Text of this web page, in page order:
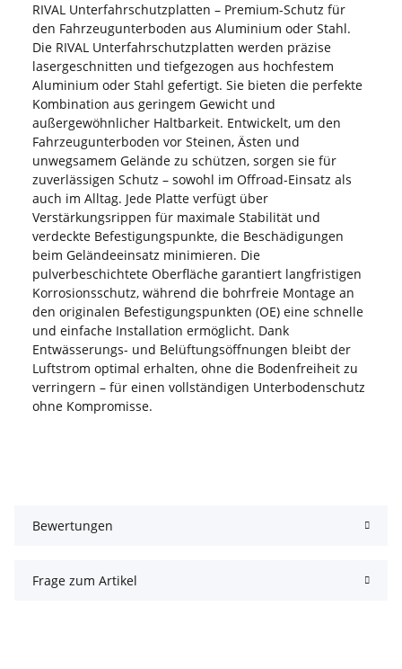
RIVAL Unterfahrschutzplatten – Premium-Schutz für
den Fahrzeugunterboden aus Aluminium oder Stahl.
Die RIVAL Unterfahrschutzplatten werden präzise
lasergeschnitten und tiefgezogen aus hochfestem
Aluminium oder Stahl gefertigt. Sie bieten die perfekte
Kombination aus geringem Gewicht und
außergewöhnlicher Haltbarkeit. Entwickelt, um den
Fahrzeugunterboden vor Steinen, Ästen und
unwegsamem Gelände zu schützen, sorgen sie für
zuverlässigen Schutz – sowohl im Offroad-Einsatz als
auch im Alltag. Jede Platte verfügt über
Verstärkungsrippen für maximale Stabilität und
verdeckte Befestigungspunkte, die Beschädigungen
beim Geländeeinsatz minimieren. Die
pulverbeschichtete Oberfläche garantiert langfristigen
Korrosionsschutz, während die bohrfreie Montage an
den originalen Befestigungspunkten (OE) eine schnelle
und einfache Installation ermöglicht. Dank
Entwässerungs- und Belüftungsöffnungen bleibt der
Luftstrom optimal erhalten, ohne die Bodenfreiheit zu
verringern – für einen vollständigen Unterbodenschutz
ohne Kompromisse.
Bewertungen
Frage zum Artikel